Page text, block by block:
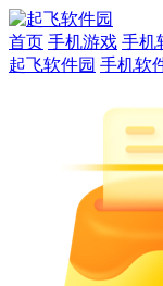
首页 手机游戏 手机
起飞软件园 手机软